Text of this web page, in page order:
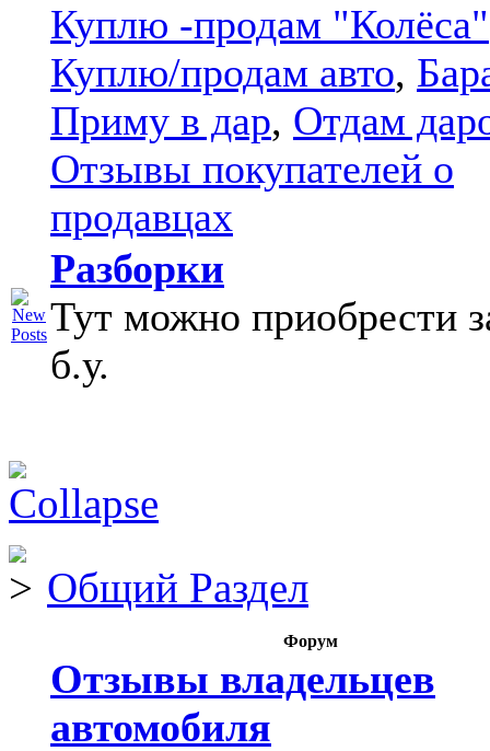
Куплю -продам "Колёса"
Куплю/продам авто,
Приму в дар, Отдам
Отзывы покупателей о
продавцах
Разборки
Тут можно приобрести
б.у.
Общий Раздел
Форум
Отзывы владельцев
автомобиля